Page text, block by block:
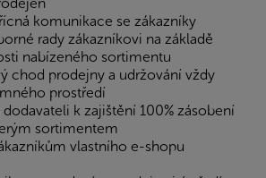
komunikace se zákazníky
rady zákazníkovi na základě
nabízeného sortimentu
chod prodejny a udržování vždy
prostředí
k zajištění 100% zásobení
sortimentem
vlastního e-shopu